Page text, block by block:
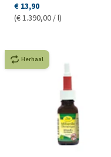
€ 13,90
(€ 1.390,00 / l)
Herhaal